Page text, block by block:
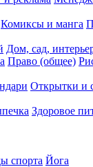
Комиксы и манга
Дом, сад,
Право (общее)
Открытки и
Здоровое
спорта Йога